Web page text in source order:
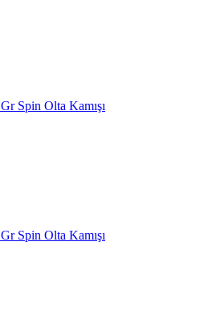
Spin Olta Kamışı
Spin Olta Kamışı